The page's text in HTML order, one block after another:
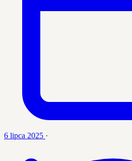
6 lipca 2025 ·